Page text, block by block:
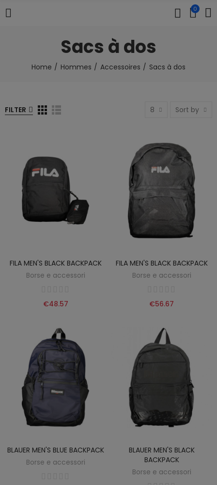
0
Sacs à dos
Home Hommes Accessoires Sacs à dos
FILTER 8 Sort by
FILA MEN'S BLACK BACKPACK
Borse e accessori
€48.57
FILA MEN'S BLACK BACKPACK
Borse e accessori
€56.67
BLAUER MEN'S BLUE BACKPACK
Borse e accessori
BLAUER MEN'S BLACK
BACKPACK
Borse e accessori